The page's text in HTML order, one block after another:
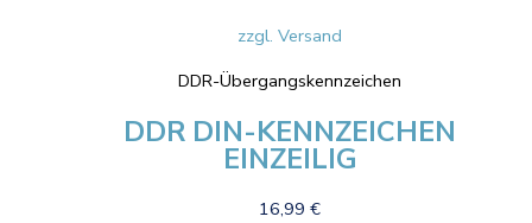
zzgl. Versand
DDR-Übergangskennzeichen
DDR DIN-KENNZEICHEN
EINZEILIG
16,99 €